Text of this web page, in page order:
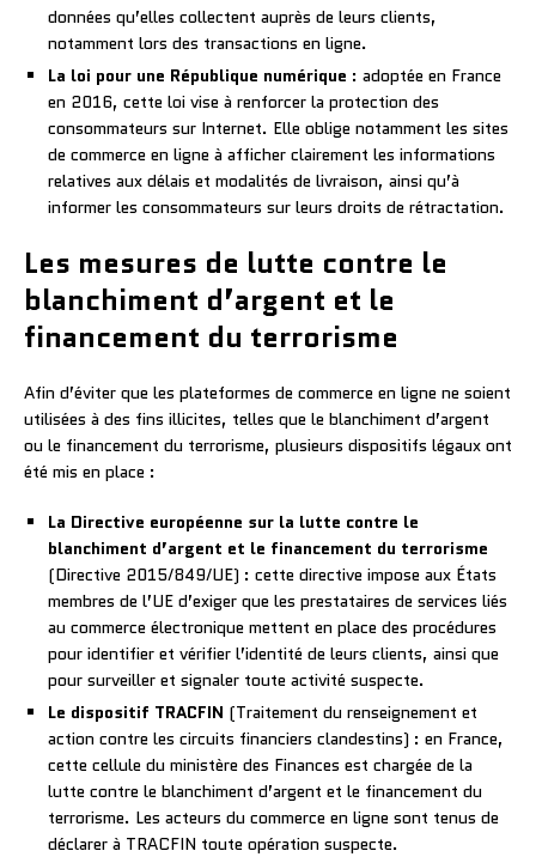
données qu’elles collectent auprès de leurs clients,
notamment lors des transactions en ligne.
La loi pour une République numérique : adoptée en France
en 2016, cette loi vise à renforcer la protection des
consommateurs sur Internet. Elle oblige notamment les sites
de commerce en ligne à afficher clairement les informations
relatives aux délais et modalités de livraison, ainsi qu’à
informer les consommateurs sur leurs droits de rétractation.
Les mesures de lutte contre le
blanchiment d’argent et le
financement du terrorisme
Afin d’éviter que les plateformes de commerce en ligne ne soient
utilisées à des fins illicites, telles que le blanchiment d’argent
ou le financement du terrorisme, plusieurs dispositifs légaux ont
été mis en place :
La Directive européenne sur la lutte contre le
blanchiment d’argent et le financement du terrorisme
(Directive 2015/849/UE) : cette directive impose aux États
membres de l’UE d’exiger que les prestataires de services liés
au commerce électronique mettent en place des procédures
pour identifier et vérifier l’identité de leurs clients, ainsi que
pour surveiller et signaler toute activité suspecte.
Le dispositif TRACFIN (Traitement du renseignement et
action contre les circuits financiers clandestins) : en France,
cette cellule du ministère des Finances est chargée de la
lutte contre le blanchiment d’argent et le financement du
terrorisme. Les acteurs du commerce en ligne sont tenus de
déclarer à TRACFIN toute opération suspecte.